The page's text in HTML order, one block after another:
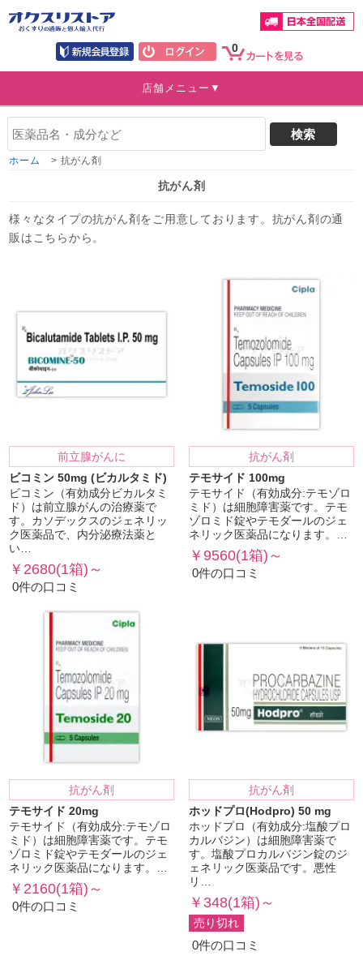
0
店舗メニュー▼
ホーム > 抗がん剤
抗がん剤
様々なタイプの抗がん剤をご用意しております。抗がん剤の通
販はこちらから。
前立腺がんに
ビコミン 50mg (ビカルタミド)
ビコミン（有効成分ビカルタミ
ド）は前立腺がんの治療薬で
す。カソデックスのジェネリッ
ク医薬品で、内分泌療法薬と
い…
￥2680(1箱)～
0件の口コミ
抗がん剤
テモサイド 100mg
テモサイド（有効成分:テモゾロ
ミド）は細胞障害薬です。テモ
ゾロミド錠やテモダールのジェ
ネリック医薬品になります。…
￥9560(1箱)～
0件の口コミ
抗がん剤
テモサイド 20mg
テモサイド（有効成分:テモゾロ
ミド）は細胞障害薬です。テモ
ゾロミド錠やテモダールのジェ
ネリック医薬品になります。…
￥2160(1箱)～
0件の口コミ
抗がん剤
ホッドプロ(Hodpro) 50 mg
ホッドプロ（有効成分:塩酸プロ
カルバジン）は細胞障害薬で
す。塩酸プロカルバジン錠のジ
ェネリック医薬品です。悪性
リ…
￥348(1箱)～
売り切れ
0件の口コミ